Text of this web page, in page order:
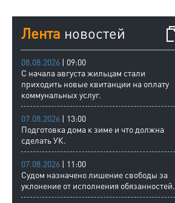
Лента новостей
08.08.2026 | 09:00
С начала августа жильцам стали
приходить новые квитанции на оплату
коммунальных услуг.
07.08.2026 | 13:00
Подготовка дома к зиме и что должна
сделать УК.
07.08.2026 | 11:00
Судом назначено лишение свободы за
уклонение от исполнения обязанностей.